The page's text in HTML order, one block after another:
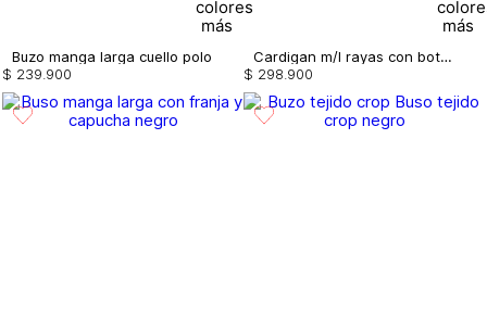
Buzo manga larga cuello polo
$ 239 900
Cardigan m/l rayas con botón joya
$ 298 900